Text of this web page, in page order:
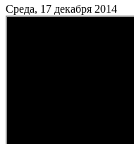
Среда, 17 декабря 2014